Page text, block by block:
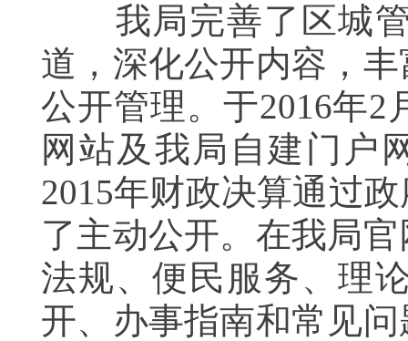
我局完善了区城管
道，深化公开内容，
公开管理。于2016年2
网站及我局自建门户
2015年财政决算通过
了主动公开。在我局
法规、便民服务、理
开、办事指南和常见